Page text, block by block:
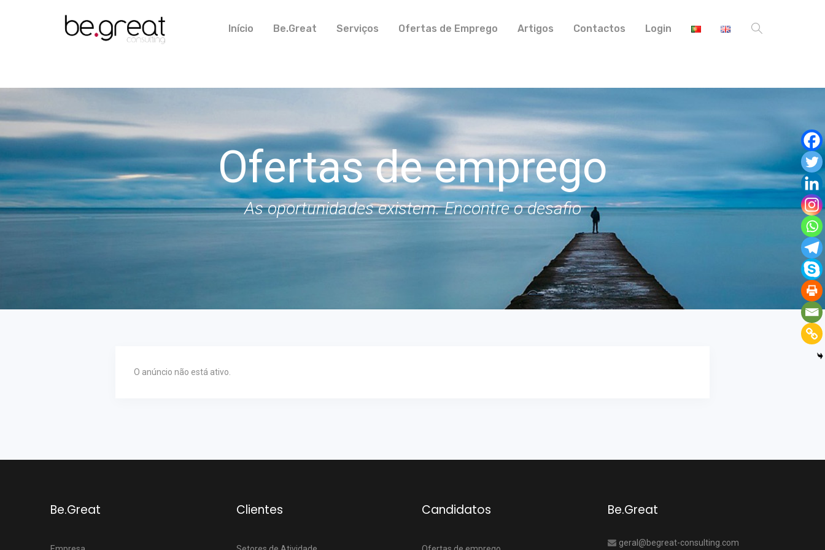
Início Be.Great Serviços Ofertas de Emprego Artigos Contactos Login
Ofertas de emprego
As oportunidades existem. Encontre o desafio
O anúncio não está ativo.
Be.Great Clientes Candidatos Be.Great
geral@begreat-consulting.com